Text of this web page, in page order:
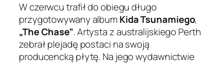
W czerwcu trafił do obiegu długo
przygotowywany albumKida Tsunamiego,
„The Chase”. Artysta z australijskiego Perth
zebrał plejadę postaci na swoją
producencką płytę. Na jego wydawnictwie